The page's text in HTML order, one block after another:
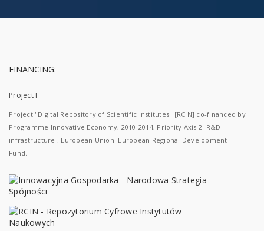
FINANCING:
Project I
Project "Digital Repository of Scientific Institutes" [RCIN] co-financed by
Programme Innovative Economy, 2010-2014, Priority Axis 2. R&D
infrastructure ; European Union. European Regional Development
Fund.